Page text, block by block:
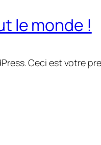
le monde !
Ceci est votre